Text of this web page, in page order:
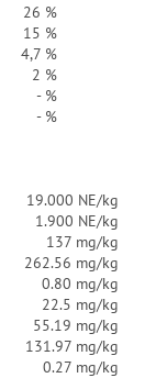
26 %
15 %
4,7 %
2 %
- %
- %
19.000 NE/kg
1.900 NE/kg
137 mg/kg
262.56 mg/kg
0.80 mg/kg
22.5 mg/kg
55.19 mg/kg
131.97 mg/kg
0.27 mg/kg